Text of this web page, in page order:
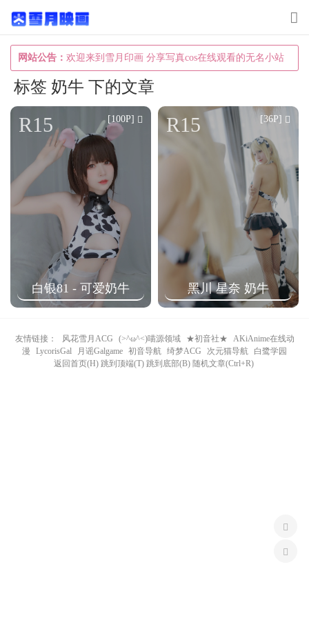
网站公告： 欢迎来到雪月印画 分享写真cos在线观看的无名小站
T
o
e
a
v
i
a
i
o
标签 奶牛 下的文章
白银81 - 可爱奶牛
R15 [100P]
黑川 星奈 奶牛
R15 [36P]
友情链接： 风花雪月ACG (>^ω^<)喵源领域 ★初音社★
AKiAnime在线动
漫
LycorisGal 月谣Galgame 初音导航 绮梦ACG 次元猫导航
白鹭学园
返回首页(H) 跳到顶端(T) 跳到底部(B) 随机文章(Ctrl+R)